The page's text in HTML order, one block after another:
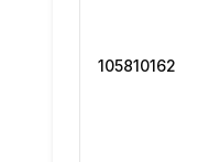
105810162